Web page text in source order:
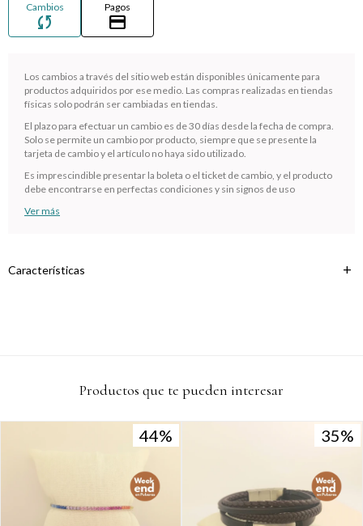
Cambios
sync
Pagos
credit_card
Los cambios a través del sitio web están disponibles únicamente para
productos adquiridos por ese medio. Las compras realizadas en tiendas
físicas solo podrán ser cambiadas en tiendas.
El plazo para efectuar un cambio es de 30 días desde la fecha de compra.
Solo se permite un cambio por producto, siempre que se presente la
tarjeta de cambio y el artículo no haya sido utilizado.
Es imprescindible presentar la boleta o el ticket de cambio, y el producto
debe encontrarse en perfectas condiciones y sin signos de uso
Ver más
Características
Productos que te pueden interesar
44
44 35
35
Comprá ahora y Pagá
Después, hasta en 12
cuotas y sin tocar tu
tarjeta de crédito
Comprá en 3 cuotas sin recargo o hasta en 12
cuotas * ¡Solo con tu cédula!
Verifica si estás calificado para comprar con Pago
Después:
Cédula de identidad
Estás calificado para comprar usando Pago
Después.
Elegís Pago Después como metodo de pago
Ups!